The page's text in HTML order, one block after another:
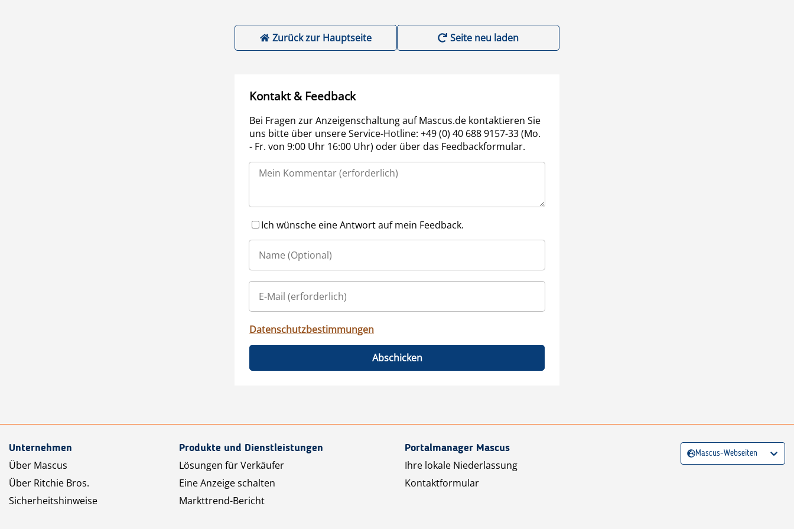
Zurück zur Hauptseite Seite neu laden
Kontakt & Feedback
Bei Fragen zur Anzeigenschaltung auf Mascus.de kontaktieren Sie
uns bitte über unsere Service-Hotline: +49 (0) 40 688 9157-33 (Mo.
- Fr. von 9:00 Uhr 16:00 Uhr) oder über das Feedbackformular.
Ich wünsche eine Antwort auf mein Feedback.
Datenschutzbestimmungen
Abschicken
Unternehmen
Über Mascus
Über Ritchie Bros.
Sicherheitshinweise
Produkte und Dienstleistungen
Lösungen für Verkäufer
Eine Anzeige schalten
Markttrend-Bericht
Portalmanager Mascus
Ihre lokale Niederlassung
Kontaktformular
Mascus-Webseiten